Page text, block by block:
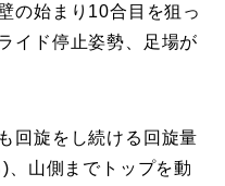
の始まり10合目を狙っ
イド停止姿勢、足場が
回旋をし続ける回旋量
、山側までトップを動